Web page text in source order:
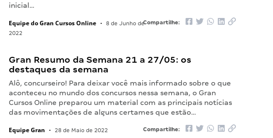
inicial…
Equipe do Gran Cursos Online •
8 de Junho de
2022
Compartilhe:
Gran Resumo da Semana 21 a 27/05: os
destaques da semana
Alô, concurseiro! Para deixar você mais informado sobre o que
aconteceu no mundo dos concursos nessa semana, o Gran
Cursos Online preparou um material com as principais notícias
das movimentações de alguns certames que estão…
Equipe Gran • 28 de Maio de 2022 Compartilhe: